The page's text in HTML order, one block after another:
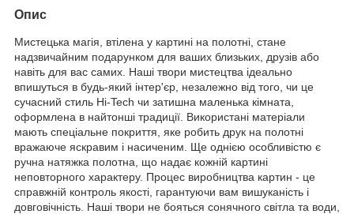
Опис
Мистецька магія, втілена у картині на полотні, стане
надзвичайним подарунком для ваших близьких, друзів або
навіть для вас самих. Наші твори мистецтва ідеально
впишуться в будь-який інтер'єр, незалежно від того, чи це
сучасний стиль Hi-Tech чи затишна маленька кімната,
оформлена в найтонші традиції. Використані матеріали
мають спеціальне покриття, яке робить друк на полотні
вражаюче яскравим і насиченим. Ще однією особливістю є
ручна натяжка полотна, що надає кожній картині
неповторного характеру. Процес виробництва картин - це
справжній контроль якості, гарантуючи вам вишуканість і
довговічність. Наші твори не бояться сонячного світла та води,